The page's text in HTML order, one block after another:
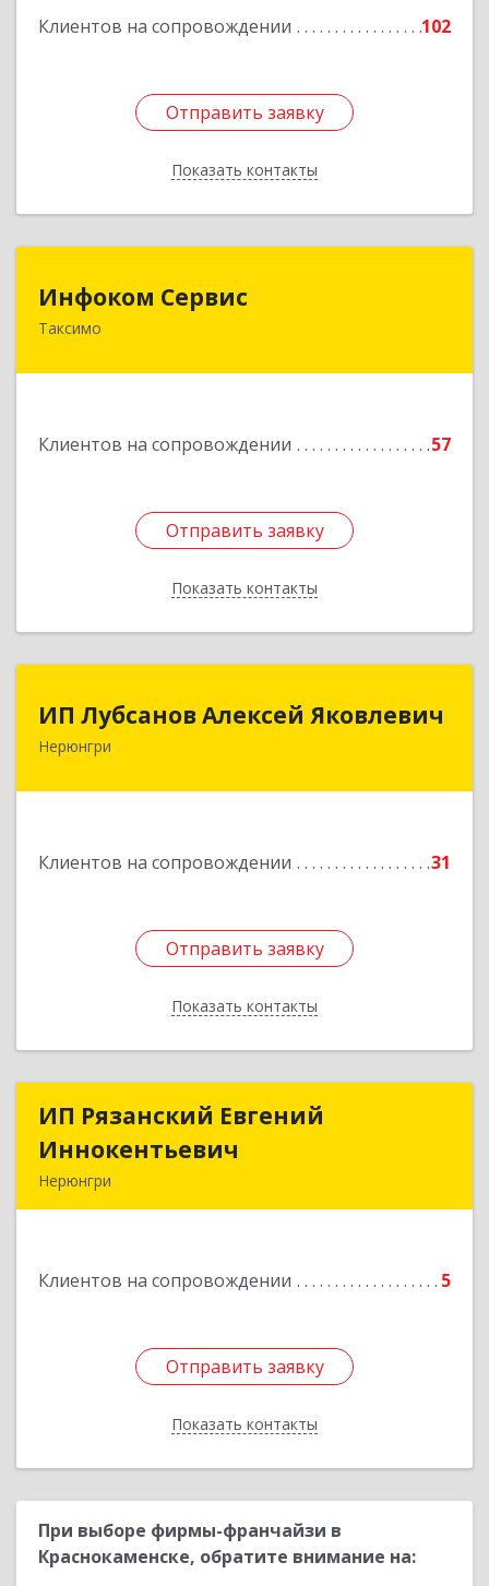
Клиентов на сопровождении 102
Отправить заявку
Показать контакты
Подробнее
Отправить заявку
Назад
Инфоком Сервис
Таксимо
Клиентов на сопровождении 57
Отправить заявку
Показать контакты
671560, Республика Бурятия, Муйский р-н, пгт.
Отправить заявку
Назад
ИП Лубсанов Алексей Яковлевич
Нерюнгри
Клиентов на сопровождении 31
Отправить заявку
Показать контакты
ИП Лубсанов Алексей Яковлевич
675002, Амурская область, г. Благовещенск, ул.
Отправить заявку
Назад
ИП Рязанский Евгений
Иннокентьевич
Нерюнгри
Клиентов на сопровождении 5
Отправить заявку
Показать контакты
ИП Рязанский Евгений
Подробнее
Отправить заявку
Назад
При выборе фирмы-франчайзи в
Краснокаменске, обратите внимание на: